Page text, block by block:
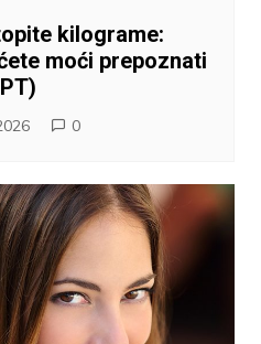
kilograme:
moći prepoznati
0